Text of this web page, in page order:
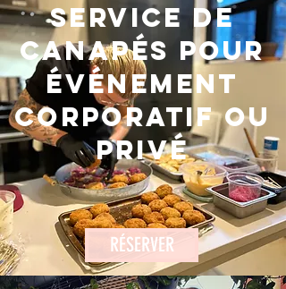
service de
canapés pour
événement
corporatif ou
privé
RÉSERVER